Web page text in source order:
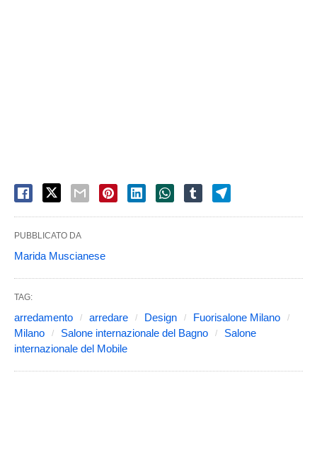
PUBBLICATO DA
Marida Muscianese
TAG:
arredamento arredare Design
Fuorisalone Milano
Milano
Salone internazionale del Bagno
Salone
internazionale del Mobile